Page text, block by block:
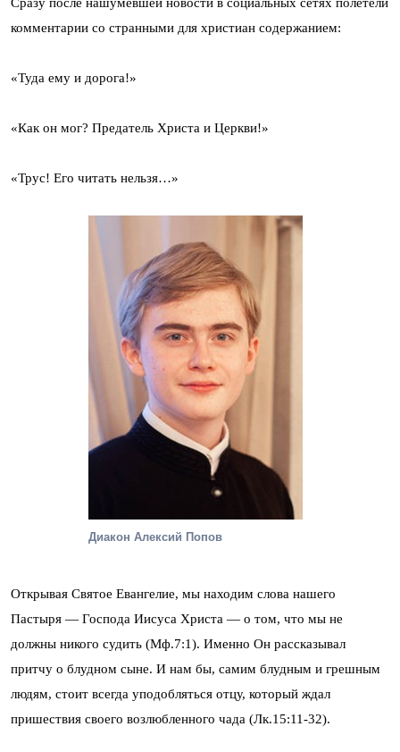
Сразу после нашумевшей новости в социальных сетях полетели
комментарии со странными для христиан содержанием:
«Туда ему и дорога!»
«Как он мог? Предатель Христа и Церкви!»
«Трус! Его читать нельзя…»
Диакон Алексий Попов
Открывая Святое Евангелие, мы находим слова нашего
Пастыря — Господа Иисуса Христа — о том, что мы не
должны никого судить (Мф.7:1). Именно Он рассказывал
притчу о блудном сыне. И нам бы, самим блудным и грешным
людям, стоит всегда уподобляться отцу, который ждал
пришествия своего возлюбленного чада (Лк.15:11-32).